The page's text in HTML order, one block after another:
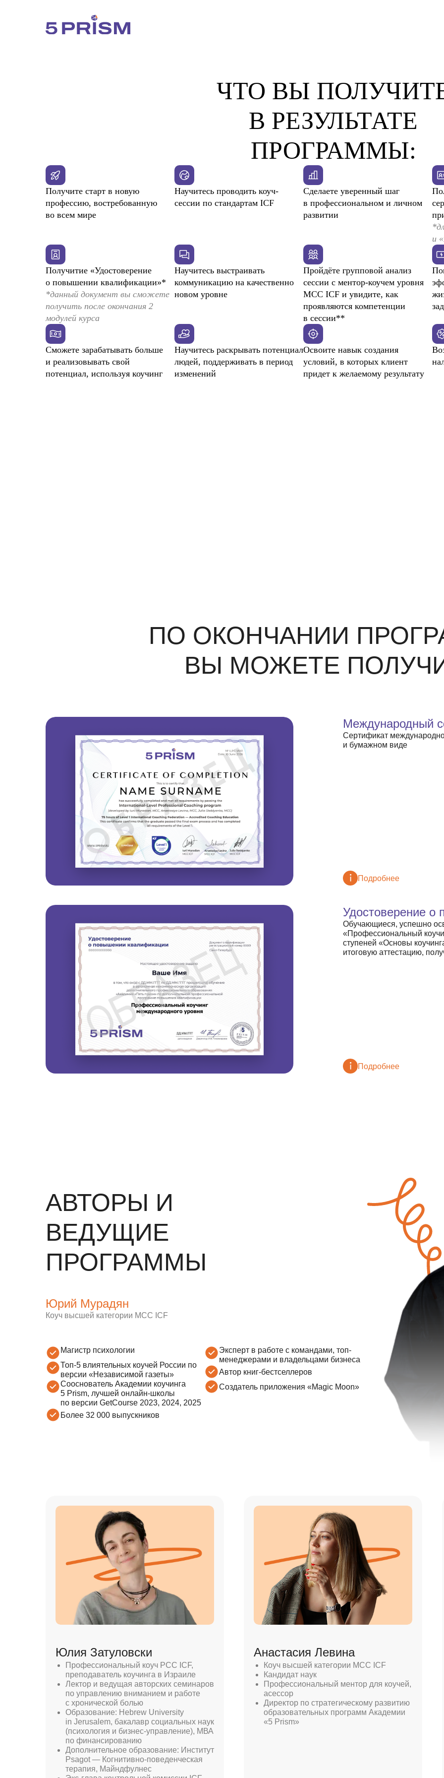
ЧТО ВЫ
В РЕЗУЛЬТАТЕ
ПРОГРАММЫ:
Получите старт в новую
профессию, востребованную
во всем мире
Научитесь проводить коуч-
сесcии по стандартам ICF
Сделаете уверенный шаг
в профессиональном и личном
развитии
и
Получитие «Удостоверение
о повышении квалификации»*
*данный документ вы сможете
получить после окончания 2
модулей курса
Научитесь выстраивать
коммуникацию на качественно
новом уровне
Пройдёте групповой анализ
сессии с ментор-коучем уровня
МСС ICF и увидите, как
проявляются компетенции
в сессии**
Сможете зарабатывать больше
и реализовывать свой
потенциал, используя коучинг
Научитесь раскрывать потенциал
людей, поддерживать в период
изменений
Освоите навык создания
условий, в которых клиент
придет к желаемому результату
ПО ОКОНЧАНИИ
ВЫ МОЖЕТЕ
Международный
Сертификат
и бумажном виде
Удостоверение о
Обучающиеся, успешно
«Профессиональный
ступеней «Основы
итоговую аттестацию,
Подробнее
Подробнее
АВТОРЫ И
ВЕДУЩИЕ
ПРОГРАММЫ
Юлия Затуловски
Профессиональный коуч PCC ICF,
преподаватель коучинга в Израиле
Лектор и ведущая авторских семинаров
по управлению вниманием и работе
с хронической болью
Образование: Hebrew University
in Jerusalem, бакалавр социальных наук
(психология и бизнес-управление), МВА
по финансированию
Дополнительное образование: Институт
Psagot — Когнитивно-поведенческая
терапия, Майндфулнес
Анастасия Левина
Коуч высшей категории MCC ICF
Кандидат наук
Профессиональный ментор для коучей,
асессор
Директор по стратегическому развитию
образовательных программ Академии
«5 Prism»
Юрий Мурадян
Коуч высшей категории MCC ICF
Магистр психологии
Топ-5 влиятельных коучей России по
версии «Независимой газеты»
Сооснователь Академии коучинга
5 Prism, лучшей онлайн-школы
по версии GetCourse 2023, 2024, 2025
Более 32 000 выпускников
Эксперт в работе с командами, топ-
менеджерами и владельцами бизнеса
Автор книг-бестселлеров
Создатель приложения «Magic Moon»